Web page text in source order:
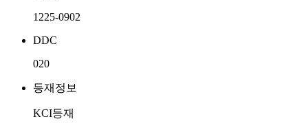
1225-0902
DDC
020
등재정보
KCI등재